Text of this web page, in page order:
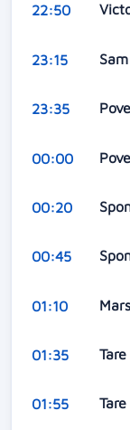
22:50
23:15
23:35
00:00
00:20
00:45
01:10
01:35
01:55